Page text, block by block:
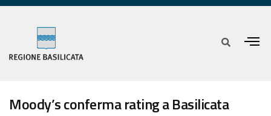
Moody’s conferma rating a Basilicata